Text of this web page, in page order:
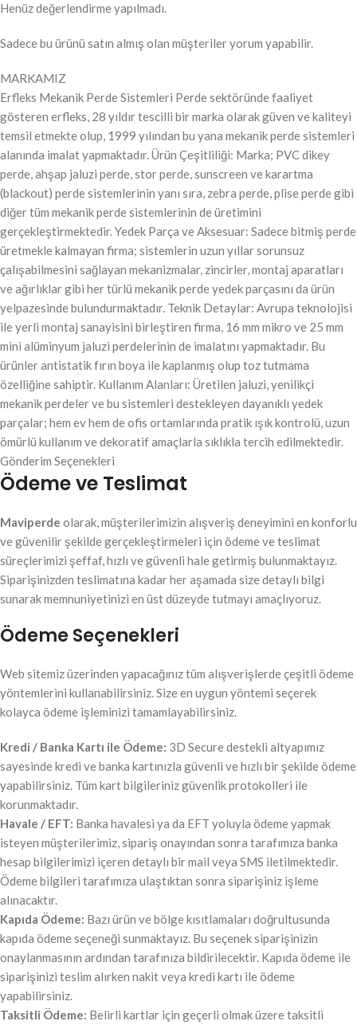
Henüz değerlendirme yapılmadı.
Sadece bu ürünü satın almış olan müşteriler yorum yapabilir.
MARKAMIZ
Erfleks Mekanik Perde Sistemleri Perde sektöründe faaliyet
gösteren erfleks, 28 yıldır tescilli bir marka olarak güven ve kaliteyi
temsil etmekte olup, 1999 yılından bu yana mekanik perde sistemleri
alanında imalat yapmaktadır. Ürün Çeşitliliği: Marka; PVC dikey
perde, ahşap jaluzi perde, stor perde, sunscreen ve karartma
(blackout) perde sistemlerinin yanı sıra, zebra perde, plise perde gibi
diğer tüm mekanik perde sistemlerinin de üretimini
gerçekleştirmektedir. Yedek Parça ve Aksesuar: Sadece bitmiş perde
üretmekle kalmayan firma; sistemlerin uzun yıllar sorunsuz
çalışabilmesini sağlayan mekanizmalar, zincirler, montaj aparatları
ve ağırlıklar gibi her türlü mekanik perde yedek parçasını da ürün
yelpazesinde bulundurmaktadır. Teknik Detaylar: Avrupa teknolojisi
ile yerli montaj sanayisini birleştiren firma, 16 mm mikro ve 25 mm
mini alüminyum jaluzi perdelerinin de imalatını yapmaktadır. Bu
ürünler antistatik fırın boya ile kaplanmış olup toz tutmama
özelliğine sahiptir. Kullanım Alanları: Üretilen jaluzi, yenilikçi
mekanik perdeler ve bu sistemleri destekleyen dayanıklı yedek
parçalar; hem ev hem de ofis ortamlarında pratik ışık kontrolü, uzun
ömürlü kullanım ve dekoratif amaçlarla sıklıkla tercih edilmektedir.
Gönderim Seçenekleri
Ödeme ve Teslimat
Maviperde olarak, müşterilerimizin alışveriş deneyimini en konforlu
ve güvenilir şekilde gerçekleştirmeleri için ödeme ve teslimat
süreçlerimizi şeffaf, hızlı ve güvenli hale getirmiş bulunmaktayız.
Siparişinizden teslimatına kadar her aşamada size detaylı bilgi
sunarak memnuniyetinizi en üst düzeyde tutmayı amaçlıyoruz.
Ödeme Seçenekleri
Web sitemiz üzerinden yapacağınız tüm alışverişlerde çeşitli ödeme
yöntemlerini kullanabilirsiniz. Size en uygun yöntemi seçerek
kolayca ödeme işleminizi tamamlayabilirsiniz.
Kredi / Banka Kartı ile Ödeme: 3D Secure destekli altyapımız
sayesinde kredi ve banka kartınızla güvenli ve hızlı bir şekilde ödeme
yapabilirsiniz. Tüm kart bilgileriniz güvenlik protokolleri ile
korunmaktadır.
Havale / EFT: Banka havalesi ya da EFT yoluyla ödeme yapmak
isteyen müşterilerimiz, sipariş onayından sonra tarafımıza banka
hesap bilgilerimizi içeren detaylı bir mail veya SMS iletilmektedir.
Ödeme bilgileri tarafımıza ulaştıktan sonra siparişiniz işleme
alınacaktır.
Kapıda Ödeme: Bazı ürün ve bölge kısıtlamaları doğrultusunda
kapıda ödeme seçeneği sunmaktayız. Bu seçenek siparişinizin
onaylanmasının ardından tarafınıza bildirilecektir. Kapıda ödeme ile
siparişinizi teslim alırken nakit veya kredi kartı ile ödeme
yapabilirsiniz.
Taksitli Ödeme: Belirli kartlar için geçerli olmak üzere taksitli